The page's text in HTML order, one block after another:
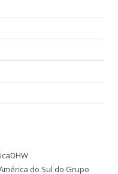
do Sul do Grupo